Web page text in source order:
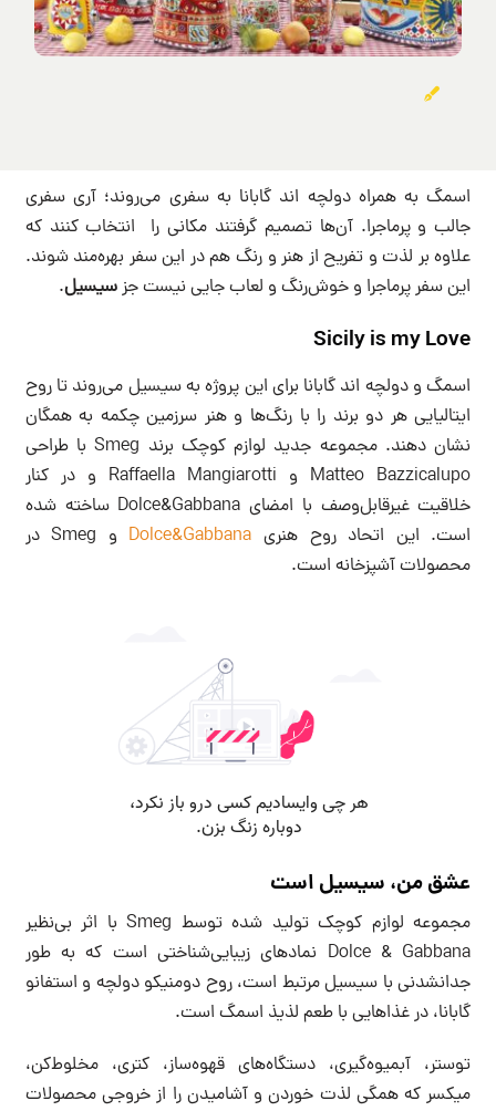
اسمگ به همراه دولچه اند گابانا به سفری می‌روند؛ آری سفری
جالب و پرماجرا. آن‌ها تصمیم گرفتند مکانی را انتخاب کنند که
علاوه بر لذت و تفریح از هنر و رنگ هم در این سفر بهره‌مند شوند.
این سفر پرماجرا و خوش‌رنگ و لعاب جایی نیست جزسیسیل.
Sicily is my Love
اسمگ و دولچه اند گابانا برای این پروژه به سیسیل می‌روند تا روح
ایتالیایی هر دو برند را با رنگ‌ها و هنر سرزمین چکمه به همگان
نشان دهند. مجموعه جدید لوازم کوچک برند Smeg با طراحی
Matteo Bazzicalupo و Raffaella Mangiarotti و در کنار
خلاقیت غیرقابل‌وصف با امضای Dolce&Gabbana ساخته شده
است. این اتحاد روح هنری Dolce&Gabbana
و Smeg در
محصولات آشپزخانه است.
عشق من، سیسیل است
مجموعه لوازم کوچک تولید شده توسط Smeg با اثر بی‌نظیر
Dolce & Gabbana نمادهای زیبایی‌شناختی است که به طور
جدانشدنی با سیسیل مرتبط است، روح دومنیکو دولچه و استفانو
گابانا، در غذاهایی با طعم لذیذ اسمگ است.
توستر، آبمیوه‌گیری، دستگاه‌های قهوه‌ساز، کتری، مخلوط‌کن،
میکسر که همگی لذت خوردن و آشامیدن را از خروجی محصولات